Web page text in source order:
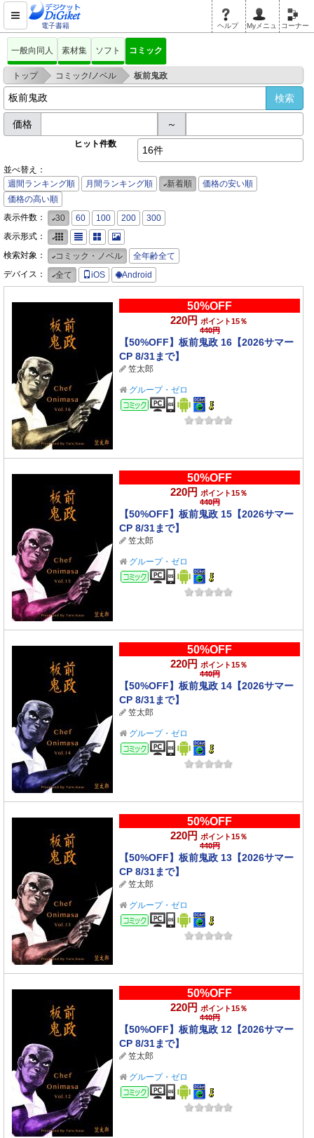
電子書籍 ヘルプ Myメニュ コーナー
一般向同人 素材集 ソフト コミック
トップ > コミック/ノベル > 板前鬼政
価格 ～
ヒット件数
16件
並べ替え：
週間ランキング順
月間ランキング順 新着順
価格の安い順
価格の高い順
表示件数：
30 60 100 200
300
表示形式：
検索対象：
コミック・ノベル
全年齢全て
デバイス：
全て iOS Android
50%OFF
220円 ポイント15％
440円
【50%OFF】板前鬼政 16【2026サマー
CP 8/31まで】
笠太郎
グループ・ゼロ
コミック
50%OFF
220円 ポイント15％
440円
【50%OFF】板前鬼政 15【2026サマー
CP 8/31まで】
笠太郎
グループ・ゼロ
コミック
50%OFF
220円 ポイント15％
440円
【50%OFF】板前鬼政 14【2026サマー
CP 8/31まで】
笠太郎
グループ・ゼロ
コミック
50%OFF
220円 ポイント15％
440円
【50%OFF】板前鬼政 13【2026サマー
CP 8/31まで】
笠太郎
グループ・ゼロ
コミック
50%OFF
220円 ポイント15％
440円
【50%OFF】板前鬼政 12【2026サマー
CP 8/31まで】
笠太郎
グループ・ゼロ
コミック